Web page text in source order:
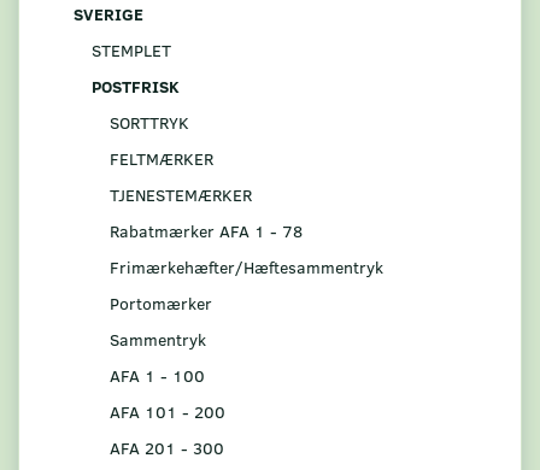
SVERIGE
STEMPLET
POSTFRISK
SORTTRYK
FELTMÆRKER
TJENESTEMÆRKER
Rabatmærker AFA 1 - 78
Frimærkehæfter/Hæftesammentryk
Portomærker
Sammentryk
AFA 1 - 100
AFA 101 - 200
AFA 201 - 300